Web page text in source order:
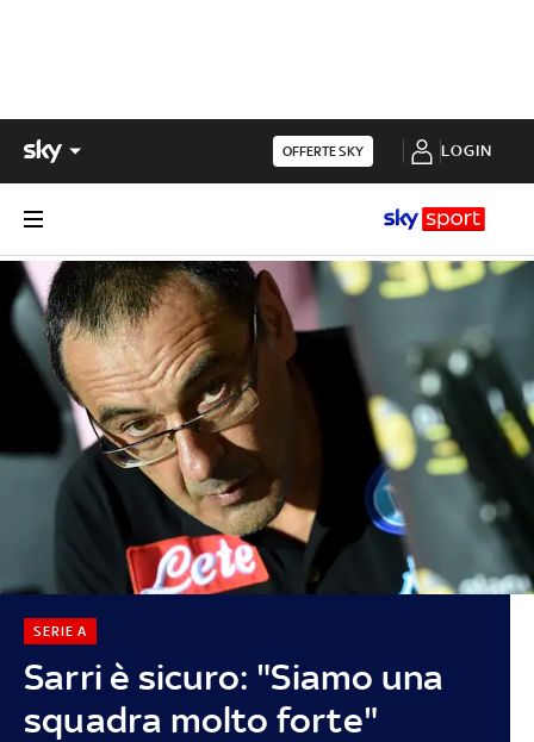
OFFERTE SKY LOGIN
Sarri è sicuro: "Siamo una
squadra molto forte"
SERIE A